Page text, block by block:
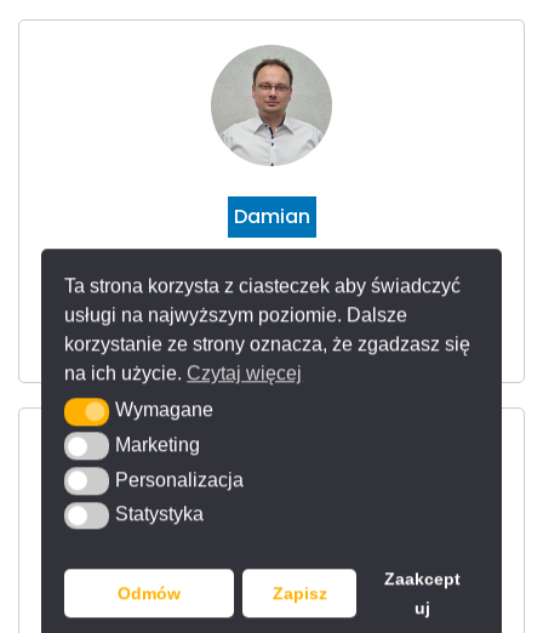
Ta strona korzysta z ciasteczek aby świadczyć
usługi na najwyższym poziomie. Dalsze
korzystanie ze strony oznacza, że zgadzasz się
na ich użycie. Czytaj więcej
WymaganeWymagane
MarketingMarketing
Personalizacja
Personalizacja
StatystykaStatystyka
Odmów Zapisz
Zaakcept
uj
Damian
Doradca techniczno - handlowy
tel.+48 500 429 691
d.niezgodzki@franko.pl
Damian